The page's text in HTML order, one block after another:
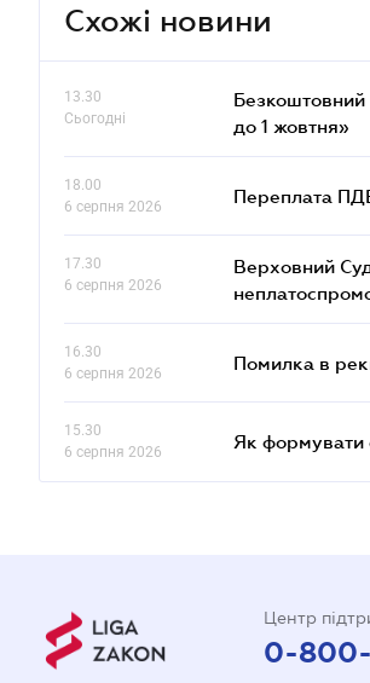
Схожі новини
13.30
Сьогодні
Безкоштовний
до 1 жовтня»
18.00
6 серпня 2026
Переплата
17.30
6 серпня 2026
Верховний
16.30
6 серпня 2026
Помилка в
15.30
6 серпня 2026
Як формувати
Центр
0-800-